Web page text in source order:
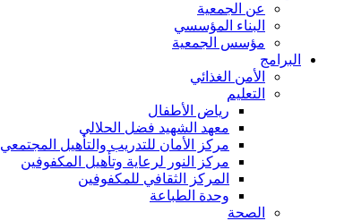
عن الجمعية
البناء المؤسسي
مؤسس الجمعية
البرامج
الأمن الغذائي
التعليم
رياض الأطفال
معهد الشهيد فضل الحلالي
مركز الأمان للتدريب والتأهيل المجتمعي
مركز النور لرعاية وتأهيل المكفوفين
المركز الثقافي للمكفوفين
وحدة الطباعة
الصحة